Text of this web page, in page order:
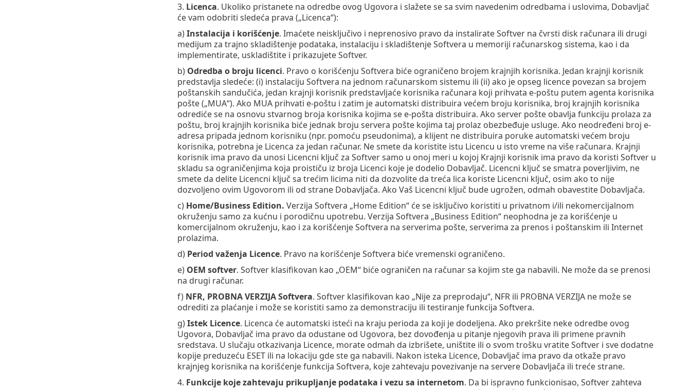
3. Licenca. Ukoliko pristanete na odredbe ovog Ugovora i slažete se sa svim navedenim odredbama i uslovima, Dobavljač
će vam odobriti sledeća prava („Licenca“):
a)Instalacija i korišćenje. Imaćete neisključivo i neprenosivo pravo da instalirate Softver na čvrsti disk računara ili drugi
medijum za trajno skladištenje podataka, instalaciju i skladištenje Softvera u memoriji računarskog sistema, kao i da
implementirate, uskladištite i prikazujete Softver.
b) Odredba o broju licenci. Pravo o korišćenju Softvera biće ograničeno brojem krajnjih korisnika. Jedan krajnji korisnik
predstavlja sledeće: (i) instalaciju Softvera na jednom računarskom sistemu ili (ii) ako je opseg licence povezan sa brojem
poštanskih sandučića, jedan krajnji korisnik predstavljaće korisnika računara koji prihvata e-poštu putem agenta korisnika
pošte („MUA“). Ako MUA prihvati e-poštu i zatim je automatski distribuira većem broju korisnika, broj krajnjih korisnika
odrediće se na osnovu stvarnog broja korisnika kojima se e-pošta distribuira. Ako server pošte obavlja funkciju prolaza za
poštu, broj krajnjih korisnika biće jednak broju servera pošte kojima taj prolaz obezbeđuje usluge. Ako neodređeni broj e-
adresa pripada jednom korisniku (npr. pomoću pseudonima), a klijent ne distribuira poruke automatski većem broju
korisnika, potrebna je Licenca za jedan računar. Ne smete da koristite istu Licencu u isto vreme na više računara. Krajnji
korisnik ima pravo da unosi Licencni ključ za Softver samo u onoj meri u kojoj Krajnji korisnik ima pravo da koristi Softver u
skladu sa ograničenjima koja proističu iz broja Licenci koje je dodelio Dobavljač. Licencni ključ se smatra poverljivim, ne
smete da delite Licencni ključ sa trećim licima niti da dozvolite da treća lica koriste Licencni ključ, osim ako to nije
dozvoljeno ovim Ugovorom ili od strane Dobavljača. Ako Vaš Licencni ključ bude ugrožen, odmah obavestite Dobavljača.
c) Home/Business Edition. Verzija Softvera „Home Edition“ će se isključivo koristiti u privatnom i/ili nekomercijalnom
okruženju samo za kućnu i porodičnu upotrebu. Verzija Softvera „Business Edition“ neophodna je za korišćenje u
komercijalnom okruženju, kao i za korišćenje Softvera na serverima pošte, serverima za prenos i poštanskim ili Internet
prolazima.
d) Period važenja Licence. Pravo na korišćenje Softvera biće vremenski ograničeno.
e) OEM softver. Softver klasifikovan kao „OEM“ biće ograničen na računar sa kojim ste ga nabavili. Ne može da se prenosi
na drugi računar.
f) NFR, PROBNA VERZIJA Softvera. Softver klasifikovan kao „Nije za preprodaju“, NFR ili PROBNA VERZIJA ne može se
odrediti za plaćanje i može se koristiti samo za demonstraciju ili testiranje funkcija Softvera.
g)Istek Licence. Licenca će automatski isteći na kraju perioda za koji je dodeljena. Ako prekršite neke odredbe ovog
Ugovora, Dobavljač ima pravo da odustane od Ugovora, bez dovođenja u pitanje njegovih prava ili primene pravnih
sredstava. U slučaju otkazivanja Licence, morate odmah da izbrišete, uništite ili o svom trošku vratite Softver i sve dodatne
kopije preduzeću ESET ili na lokaciju gde ste ga nabavili. Nakon isteka Licence, Dobavljač ima pravo da otkaže pravo
krajnjeg korisnika na korišćenje funkcija Softvera, koje zahtevaju povezivanje na servere Dobavljača ili treće strane.
4. Funkcije koje zahtevaju prikupljanje podataka i vezu sa internetom. Da bi ispravno funkcionisao, Softver zahteva